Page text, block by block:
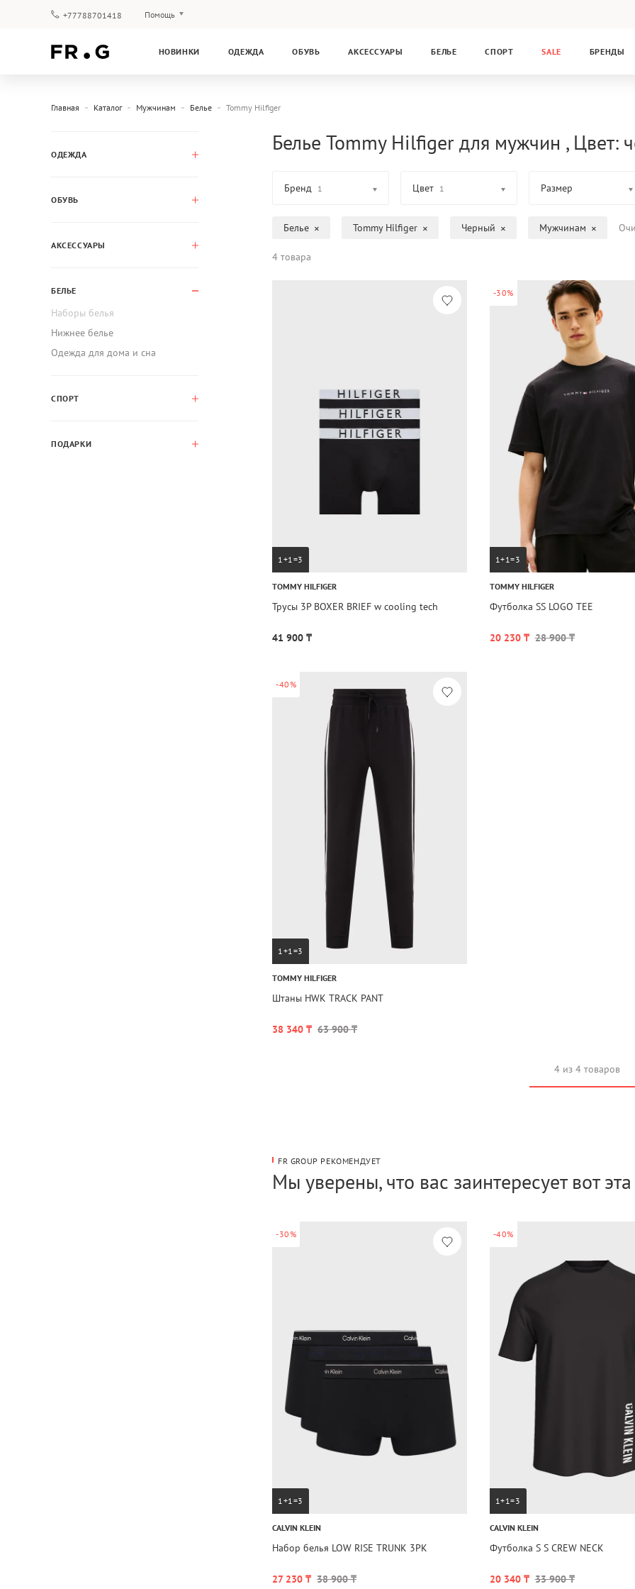
+77788701418 Помощь
НОВИНКИ ОДЕЖДА ОБУВЬ АКСЕССУАРЫ БЕЛЬЕ СПОРТ SALE БРЕНДЫ
Главная Каталог Мужчинам Белье Tommy Hilfiger
ОДЕЖДА
ОБУВЬ
АКСЕССУАРЫ
БЕЛЬЕ
Наборы белья
Нижнее белье
Одежда для дома и сна
СПОРТ
ПОДАРКИ
Белье Tommy Hilfiger для мужчин , Цвет:
Бренд 1 Цвет 1 Размер
Белье Tommy Hilfiger Черный Мужчинам
4 товара
1+1=3
TOMMY HILFIGER
Трусы 3P BOXER BRIEF w cooling tech
41 900 ₸
-30%
1+1=3
TOMMY HILFIGER
Футболка SS LOGO TEE
20 230 ₸ 28 900 ₸
-40%
1+1=3
TOMMY HILFIGER
Штаны HWK TRACK PANT
38 340 ₸ 63 900 ₸
4 из 4 товаров
FR GROUP РЕКОМЕНДУЕТ
Мы уверены, что вас заинтересует вот
-30%
1+1=3
CALVIN KLEIN
Набор белья LOW RISE TRUNK 3PK
27 230 ₸ 38 900 ₸
-40%
1+1=3
CALVIN KLEIN
Футболка S S CREW NECK
20 340 ₸ 33 900 ₸